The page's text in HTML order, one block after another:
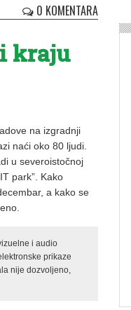
0 KOMENTARA
kraju
na izgradnji
naći oko 80 ljudi.
u severoistočnoj
park”. Kako
a kako se
i audio
prikaze
nije dozvoljeno,